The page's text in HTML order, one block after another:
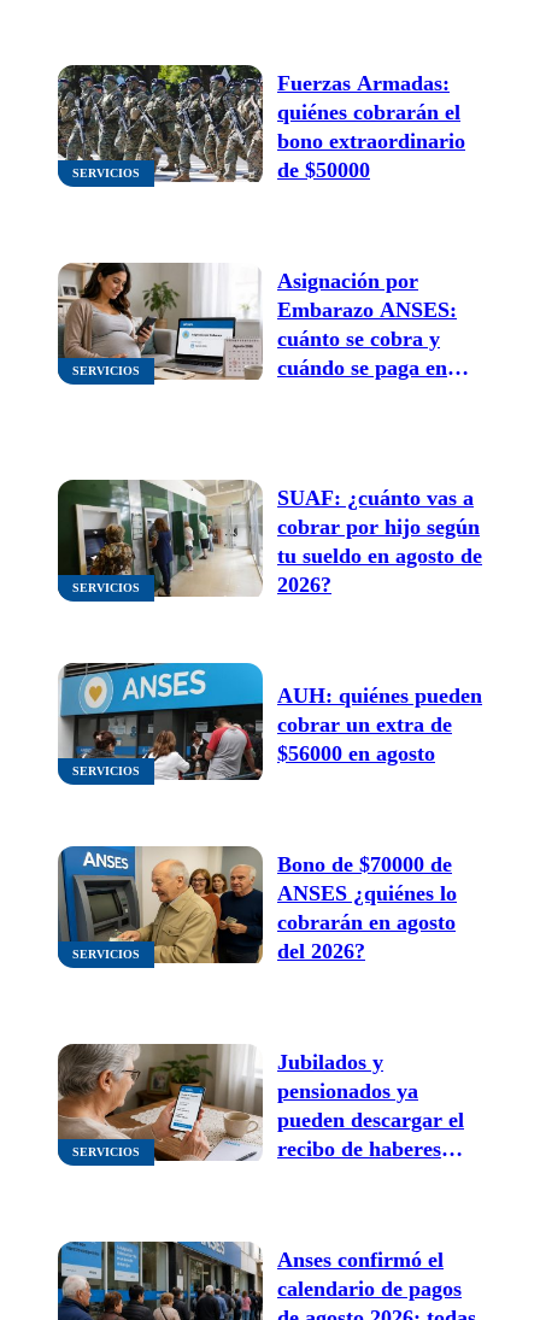
SERVICIOS
Fuerzas Armadas:
quiénes cobrarán el
bono extraordinario
de $50000
SERVICIOS
Asignación por
Embarazo ANSES:
cuánto se cobra y
cuándo se paga en
SERVICIOS
SUAF: ¿cuánto vas a
cobrar por hijo según
tu sueldo en agosto de
2026?
SERVICIOS
AUH: quiénes pueden
cobrar un extra de
$56000 en agosto
SERVICIOS
Bono de $70000 de
ANSES ¿quiénes lo
cobrarán en agosto
del 2026?
SERVICIOS
Jubilados y
pensionados ya
pueden descargar el
recibo de haberes
Anses confirmó el
calendario de pagos